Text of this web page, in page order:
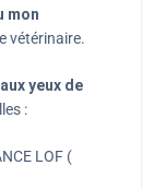
mon
vétérinaire.
yeux de
:
LOF (